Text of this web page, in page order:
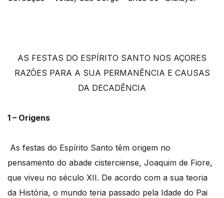
AS FESTAS DO ESPÍRITO SANTO NOS AÇORES
RAZÕES PARA A SUA PERMANÊNCIA E CAUSAS
DA DECADÊNCIA
1 – Origens
As festas do Espírito Santo têm origem no
pensamento do abade cisterciense, Joaquim de Fiore,
que viveu no século XII. De acordo com a sua teoria
da História, o mundo teria passado pela Idade do Pai